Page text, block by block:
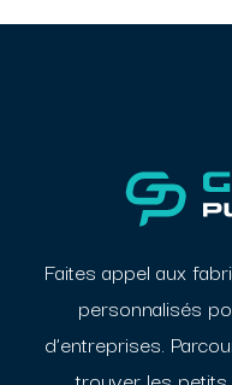
Faites appel aux
personnalisés
d’entreprises.